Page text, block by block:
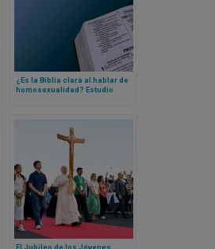
¿Es la Biblia clara al hablar de
homosexualidad? Estudio
El Jubileo de los Jóvenes